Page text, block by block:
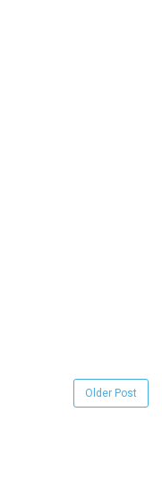
Older Post